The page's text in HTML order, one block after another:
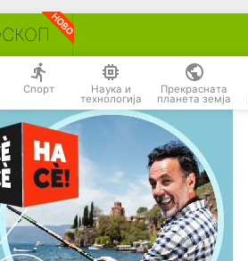
Спорт Наука и
технологија
Прекрасната
планета земја